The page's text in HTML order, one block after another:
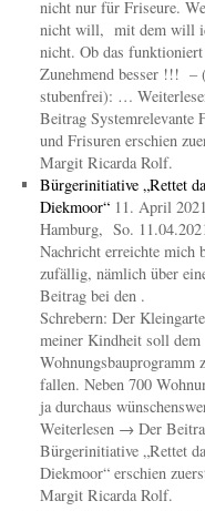
nicht nur für Friseure.
nicht will, mit dem will
nicht. Ob das funktioniert
Zunehmend besser !!! –
stubenfrei): …
Beitrag Systemrelevante
und Frisuren erschien
Margit Ricarda Rolf.
Bürgerinitiative „Rettet
Diekmoor“ 11. April 2021
Hamburg, So.
Nachricht erreichte mich
zufällig, nämlich über
Beitrag bei den .
Schrebern: Der
meiner Kindheit soll dem
Wohnungsbauprogramm
fallen. Neben 700
ja durchaus
Weiterlesen → Der
Bürgerinitiative „Rettet
Diekmoor“ erschien
Margit Ricarda Rolf.